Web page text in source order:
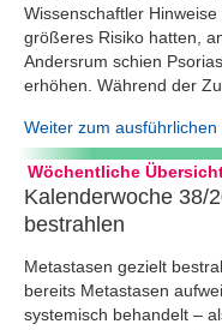
Wissenschaftler
größeres Risiko hatten,
Andersrum schien
erhöhen. Während der
Weiter zum
Wöchentliche
Kalenderwoche 38/
bestrahlen
Metastasen gezielt
bereits Metastasen
systemisch behandelt –